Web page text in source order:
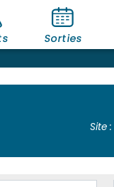
Sorties
Site :